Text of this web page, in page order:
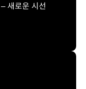
새로운 시선